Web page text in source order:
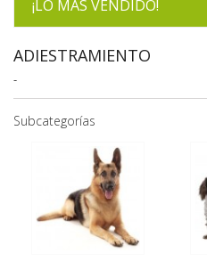
¡LO MÁS VENDIDO!
ADIESTRAMIENTO
-
Subcategorías